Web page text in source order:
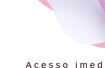
Acesso